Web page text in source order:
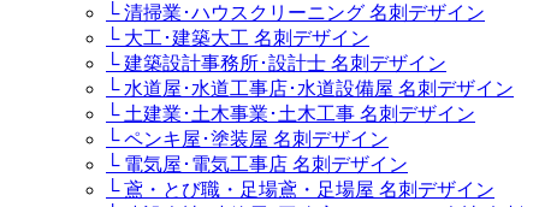
└ 清掃業･ハウスクリーニング 名刺デザイン
└ 大工･建築大工 名刺デザイン
└ 建築設計事務所･設計士 名刺デザイン
└ 水道屋･水道工事店･水道設備屋 名刺デザイン
└ 土建業･土木事業･土木工事 名刺デザイン
└ ペンキ屋･塗装屋 名刺デザイン
└ 電気屋･電気工事店 名刺デザイン
└ 鳶・とび職・足場鳶・足場屋 名刺デザイン